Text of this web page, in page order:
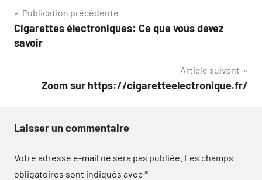
Navigation
de
Publication précédente
Cigarettes électroniques: Ce que vous devez
savoir
Article suivant
Zoom sur https://cigaretteelectronique.fr/
Laisser un commentaire
Votre adresse e-mail ne sera pas publiée. Les champs
obligatoires sont indiqués avec*